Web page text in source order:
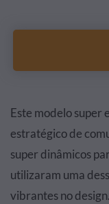
Este modelo super
estratégico de
super dinâmicos
utilizaram uma
vibrantes no